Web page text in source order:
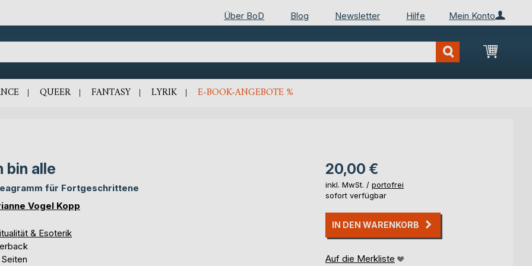
Mein Konto
Über BoD Blog Newsletter Hilfe
Mein
QUEER FANTASY LYRIK E-BOOK-ANGEBOTE %
bin alle
für Fortgeschrittene
Vogel Kopp
& Esoterik
20,00 €
inkl. MwSt. / portofrei
sofort verfügbar
IN DEN WARENKORB
Auf die Merkliste